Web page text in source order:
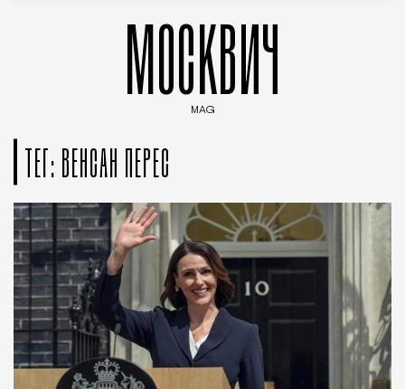
МОСКВИЧ
MAG
ТЕГ: ВЕНСАН ПЕРЕС